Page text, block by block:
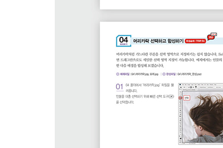
2 고정된 선택 영역 지정하기
04 | 자동으로 선택 영역을 지정하기
→ 빠른 선택 도구 / 마술봉 도구 / 오브젝트 선택 도
1 자동으로 선택 영역을 지정하는 도구 알아보기
2 빠른 선택 도구로 인물 복제하기
3 마술봉 도구로 선글라스 반사 이미지 만들기
4 오브젝트 선택 도구로 이미지 선택하고 흑백 배
05 | 선택 영역 수정하고 저장하기 → Modify / Save